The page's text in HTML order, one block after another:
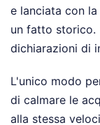
e lanciata con
un fatto storico.
dichiarazioni di
L'unico modo
di calmare le
alla stessa